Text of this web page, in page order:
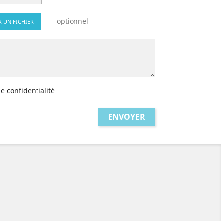
UN FICHIER optionnel
confidentialité